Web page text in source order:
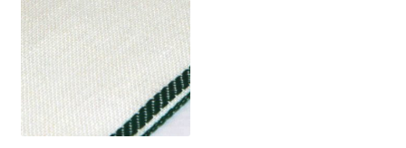
der
Produktseite
gewählt
werden